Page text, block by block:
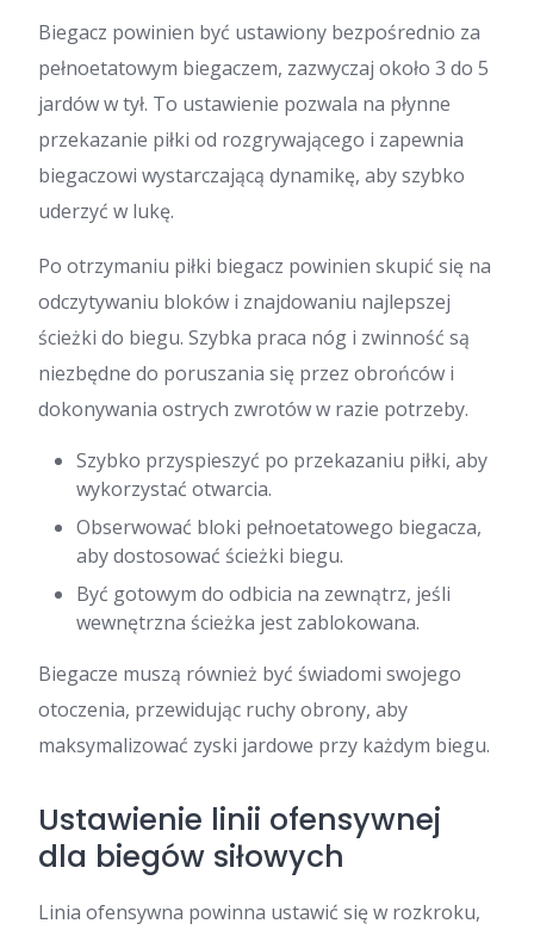
Biegacz powinien być ustawiony bezpośrednio za
pełnoetatowym biegaczem, zazwyczaj około 3 do 5
jardów w tył. To ustawienie pozwala na płynne
przekazanie piłki od rozgrywającego i zapewnia
biegaczowi wystarczającą dynamikę, aby szybko
uderzyć w lukę.
Po otrzymaniu piłki biegacz powinien skupić się na
odczytywaniu bloków i znajdowaniu najlepszej
ścieżki do biegu. Szybka praca nóg i zwinność są
niezbędne do poruszania się przez obrońców i
dokonywania ostrych zwrotów w razie potrzeby.
Szybko przyspieszyć po przekazaniu piłki, aby
wykorzystać otwarcia.
Obserwować bloki pełnoetatowego biegacza,
aby dostosować ścieżki biegu.
Być gotowym do odbicia na zewnątrz, jeśli
wewnętrzna ścieżka jest zablokowana.
Biegacze muszą również być świadomi swojego
otoczenia, przewidując ruchy obrony, aby
maksymalizować zyski jardowe przy każdym biegu.
Ustawienie linii ofensywnej
dla biegów siłowych
Linia ofensywna powinna ustawić się w rozkroku,